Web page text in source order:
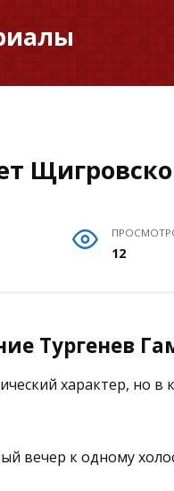
12
Тургенев
характер, но в
вечер к одному